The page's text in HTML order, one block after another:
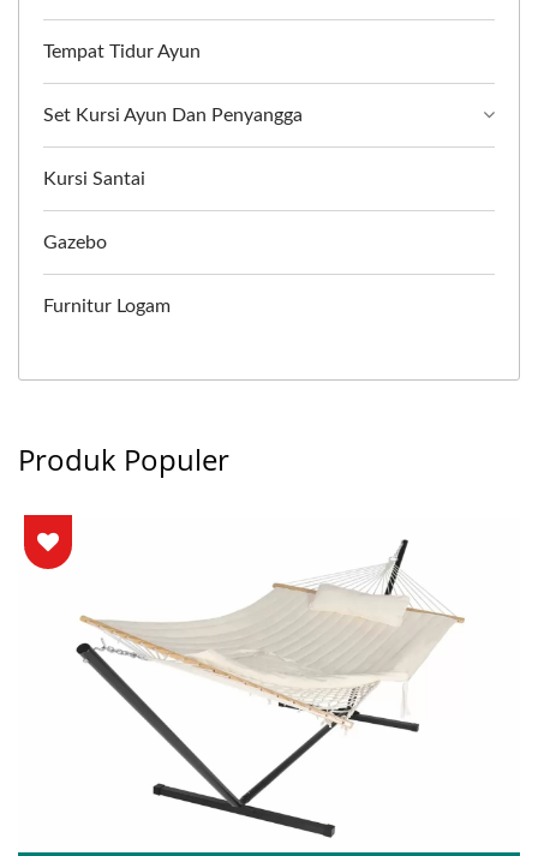
Tempat Tidur Ayun
Set Kursi Ayun Dan Penyangga
Kursi Santai
Gazebo
Furnitur Logam
Produk Populer